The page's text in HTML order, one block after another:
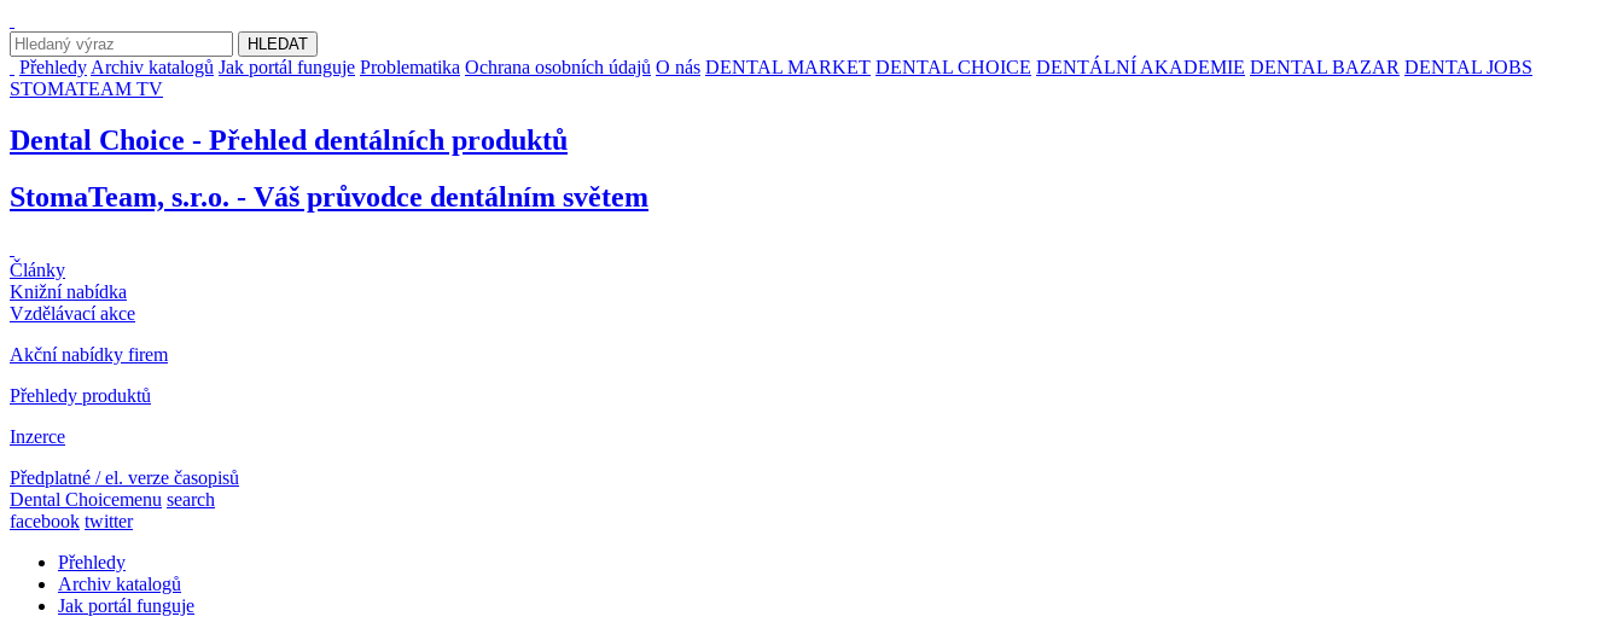
Přehledy Archiv katalogů Jak portál funguje Problematika Ochrana osobních údajů O nás DENTAL MARKET DENTAL CHOICE DENTÁLNÍ AKADEMIE DENTAL BAZAR DENTAL JOBS
STOMATEAM TV
Dental Choice - Přehled dentálních produktů
StomaTeam, s.r.o. - Váš průvodce dentálním světem
Články
Knižní nabídka
Vzdělávací akce
Akční nabídky firem
Přehledy produktů
Inzerce
Předplatné / el. verze časopisů
Dental Choicemenu search
facebook twitter
Přehledy
Archiv katalogů
Jak portál funguje